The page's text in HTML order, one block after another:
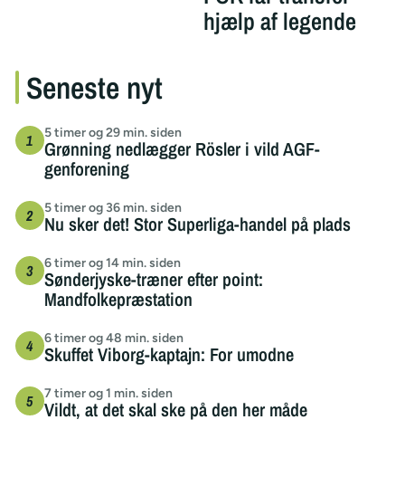
hjælp af legende
Seneste nyt
5 timer og 29 min. siden
Grønning nedlægger Rösler i vild AGF-
genforening
5 timer og 36 min. siden
Nu sker det! Stor Superliga-handel på plads
6 timer og 14 min. siden
Sønderjyske-træner efter point:
Mandfolkepræstation
6 timer og 48 min. siden
Skuffet Viborg-kaptajn: For umodne
7 timer og 1 min. siden
Vildt, at det skal ske på den her måde